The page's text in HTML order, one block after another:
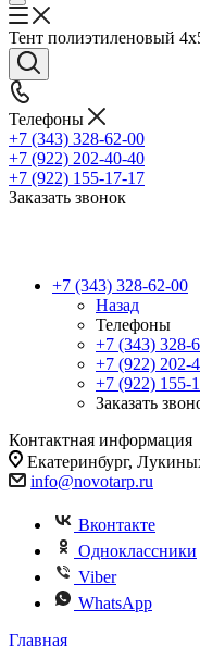
Тент полиэтиленовый
Телефоны
+7 (343) 328-62-00
+7 (922) 202-40-40
+7 (922) 155-17-17
Заказать звонок
+7 (343) 328-62-00
Назад
Телефоны
+7 (343) 328-
+7 (922) 202-
+7 (922) 155-
Заказать
Контактная информация
Екатеринбург,
info@novotarp.ru
Вконтакте
Одноклассники
Viber
WhatsApp
Главная